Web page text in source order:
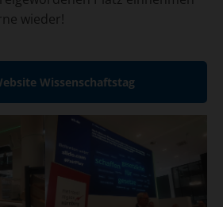
wieder!
Wissenschaftstag